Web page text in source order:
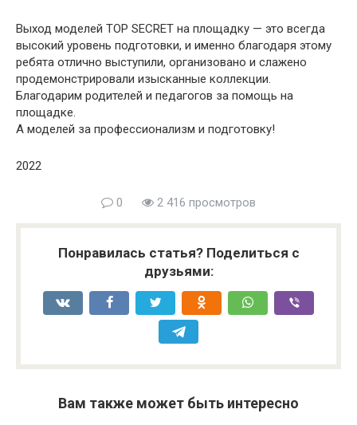
Выход моделей TOP SECRET на площадку — это всегда
высокий уровень подготовки, и именно благодаря этому
ребята отлично выступили, организовано и слажено
продемонстрировали изысканные коллекции.
Благодарим родителей и педагогов за помощь на
площадке.
А моделей за профессионализм и подготовку!
2022
0 2 416 просмотров
Понравилась статья? Поделиться с
друзьями:
Вам также может быть интересно